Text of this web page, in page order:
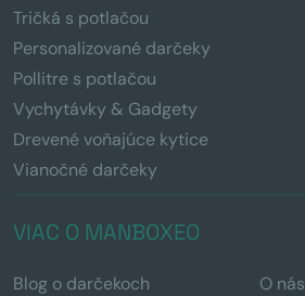
Tričká s potlačou
Personalizované darčeky
Pollitre s potlačou
Vychytávky & Gadgety
Drevené voňajúce kytice
Vianočné darčeky
VIAC O MANBOXEO
Blog o darčekoch O nás